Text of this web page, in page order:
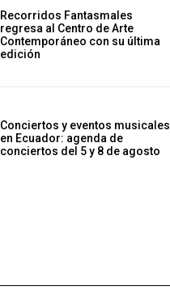
Recorridos Fantasmales
regresa al Centro de Arte
Contemporáneo con su última
edición
Conciertos y eventos musicales
en Ecuador: agenda de
conciertos del 5 y 8 de agosto